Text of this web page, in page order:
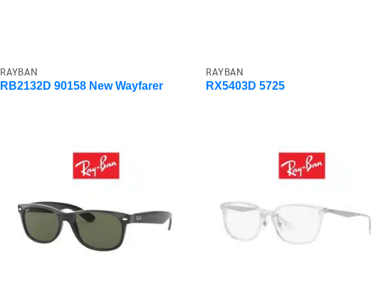
RAYBAN
RB2132D 90158 New Wayfarer
RAYBAN
RX5403D 5725